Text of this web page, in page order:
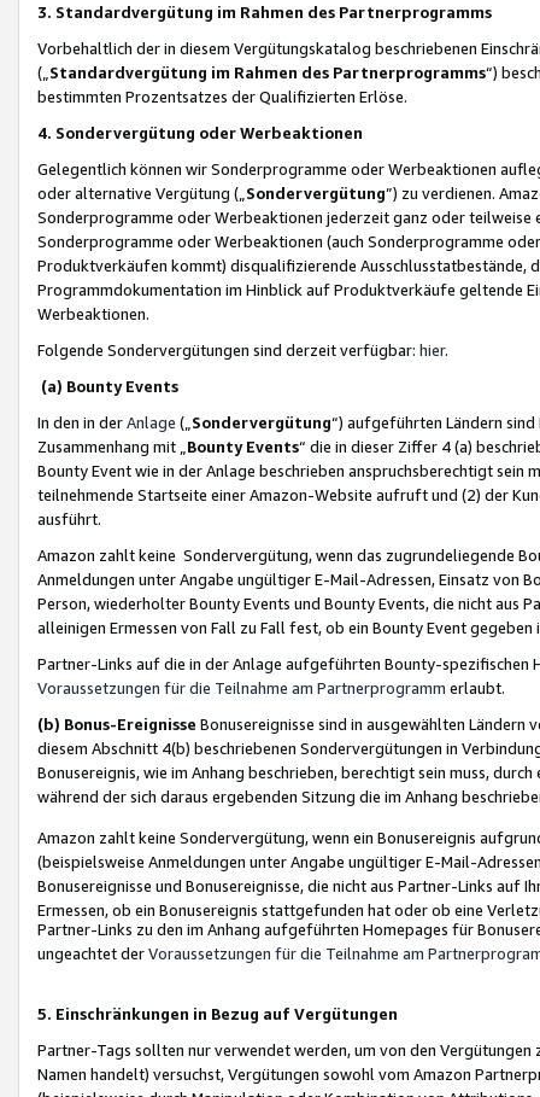
3. Standardvergütung im Rahmen des Partnerprogramms
Vorbehaltlich der in diesem Vergütungskatalog beschriebenen
(„ Standardvergütung im Rahmen des Partnerprogramms“)
bestimmten Prozentsatzes der Qualifizierten Erlöse.
4. Sondervergütung oder Werbeaktionen
Gelegentlich können wir Sonderprogramme oder Werbeaktionen
oder alternative Vergütung („ Sondervergütung”) zu verdienen.
Sonderprogramme oder Werbeaktionen jederzeit ganz oder
Sonderprogramme oder Werbeaktionen (auch Sonderprogramme
Produktverkäufen kommt) disqualifizierende Ausschlusstatbestände,
Programmdokumentation im Hinblick auf Produktverkäufe geltende
Werbeaktionen.
Folgende Sondervergütungen sind derzeit verfügbar: hier.
(a) Bounty Events
In den in derAnlage („ Sondervergütung“) aufgeführten Ländern
Zusammenhang mit „ Bounty Events“ die in dieser Ziffer 4 (a)
Bounty Event wie in der Anlage beschrieben anspruchsberechtigt sein
teilnehmende Startseite einer Amazon-Website aufruft und (2) der
ausführt.
Amazon zahlt keine Sondervergütung, wenn das zugrundeliegende
Anmeldungen unter Angabe ungültiger E-Mail-Adressen, Einsatz von
Person, wiederholter Bounty Events und Bounty Events, die nicht
alleinigen Ermessen von Fall zu Fall fest, ob ein Bounty Event
Partner-Links auf die in der Anlage aufgeführten Bounty-spezifischen
Voraussetzungen für die Teilnahme am Partnerprogramm erlaubt.
(b) Bonus-Ereignisse Bonusereignisse sind in ausgewählten Ländern
diesem Abschnitt 4(b) beschriebenen Sondervergütungen in
Bonusereignis, wie im Anhang beschrieben, berechtigt sein muss,
während der sich daraus ergebenden Sitzung die im Anhang
Amazon zahlt keine Sondervergütung, wenn ein Bonusereignis
(beispielsweise Anmeldungen unter Angabe ungültiger E-Mail-
Bonusereignisse und Bonusereignisse, die nicht aus Partner-Links auf
Ermessen, ob ein Bonusereignis stattgefunden hat oder ob eine
Partner-Links zu den im Anhang aufgeführten Homepages für
ungeachtet derVoraussetzungen für die Teilnahme am
5. Einschränkungen in Bezug auf Vergütungen
Partner-Tags sollten nur verwendet werden, um von den
Namen handelt) versuchst, Vergütungen sowohl vom Amazon